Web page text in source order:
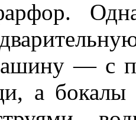
— с
а бокалы